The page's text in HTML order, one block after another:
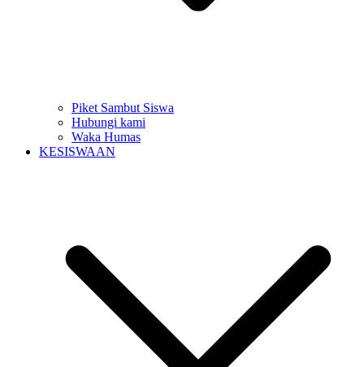
Piket Sambut Siswa
Hubungi kami
Waka Humas
KESISWAAN